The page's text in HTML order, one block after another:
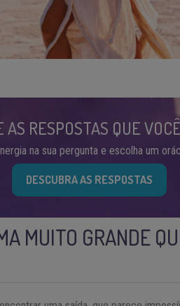
AS RESPOSTAS QUE
na sua pergunta e escolha um
DESCUBRA AS RESPOSTAS
MUITO GRANDE